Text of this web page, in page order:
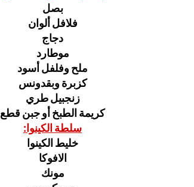
بصل
فلافل ألوان
دجاج
موطارد
ملح وفلفل أسود
كزبرة وبقدونس
زنجبيل طري
كريمة الطبخ أو جبن قطع
سلطة الكينوا:
خليط الكينوا
الافوكا
مونك